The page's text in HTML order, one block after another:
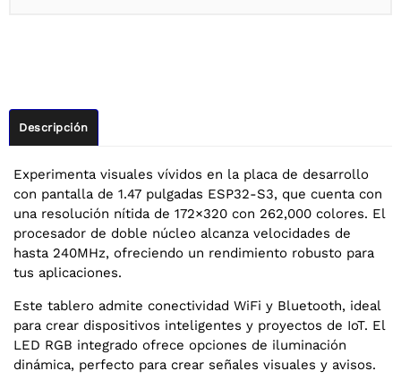
Descripción
Experimenta visuales vívidos en la placa de desarrollo
con pantalla de 1.47 pulgadas ESP32-S3, que cuenta con
una resolución nítida de 172×320 con 262,000 colores. El
procesador de doble núcleo alcanza velocidades de
hasta 240MHz, ofreciendo un rendimiento robusto para
tus aplicaciones.
Este tablero admite conectividad WiFi y Bluetooth, ideal
para crear dispositivos inteligentes y proyectos de IoT. El
LED RGB integrado ofrece opciones de iluminación
dinámica, perfecto para crear señales visuales y avisos.